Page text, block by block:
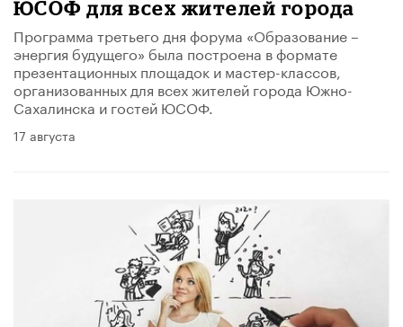
ЮСОФ для всех жителей города
Программа третьего дня форума «Образование –
энергия будущего» была построена в формате
презентационных площадок и мастер-классов,
организованных для всех жителей города Южно-
Сахалинска и гостей ЮСОФ.
17 августа